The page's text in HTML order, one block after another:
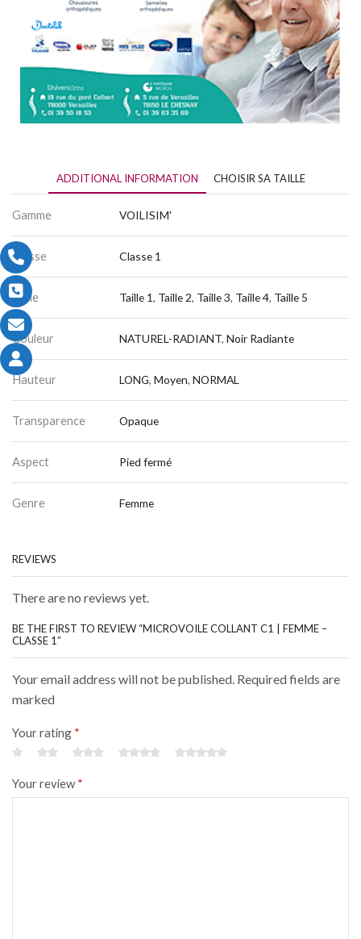
ADDITIONAL INFORMATION CHOISIR SA TAILLE
Gamme VOILISIM'
Classe Classe 1
Taille Taille 1, Taille 2, Taille 3, Taille 4, Taille 5
Couleur NATUREL-RADIANT, Noir Radiante
Hauteur LONG, Moyen, NORMAL
Transparence Opaque
Aspect Pied fermé
Genre Femme
REVIEWS
There are no reviews yet.
BE THE FIRST TO REVIEW “MICROVOILE COLLANT C1 | FEMME –
CLASSE 1”
Your email address will not be published. Required fields are
marked
Your rating *
Your review *